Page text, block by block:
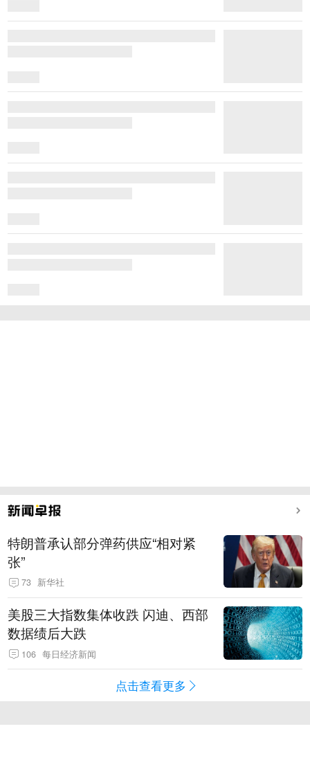
特朗普承认部分弹药供应“相对紧
张”
73 新华社
美股三大指数集体收跌 闪迪、西部
数据绩后大跌
106 每日经济新闻
点击查看更多